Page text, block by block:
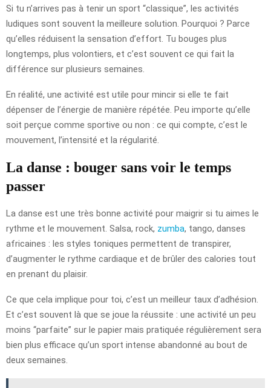
Si tu n’arrives pas à tenir un sport “classique”, les activités
ludiques sont souvent la meilleure solution. Pourquoi ? Parce
qu’elles réduisent la sensation d’effort. Tu bouges plus
longtemps, plus volontiers, et c’est souvent ce qui fait la
différence sur plusieurs semaines.
En réalité, une activité est utile pour mincir si elle te fait
dépenser de l’énergie de manière répétée. Peu importe qu’elle
soit perçue comme sportive ou non : ce qui compte, c’est le
mouvement, l’intensité et la régularité.
La danse : bouger sans voir le temps
passer
La danse est une très bonne activité pour maigrir si tu aimes le
rythme et le mouvement. Salsa, rock, zumba, tango, danses
africaines : les styles toniques permettent de transpirer,
d’augmenter le rythme cardiaque et de brûler des calories tout
en prenant du plaisir.
Ce que cela implique pour toi, c’est un meilleur taux d’adhésion.
Et c’est souvent là que se joue la réussite : une activité un peu
moins “parfaite” sur le papier mais pratiquée régulièrement sera
bien plus efficace qu’un sport intense abandonné au bout de
deux semaines.